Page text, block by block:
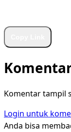
Komentar tampil
Login untuk
Anda bisa